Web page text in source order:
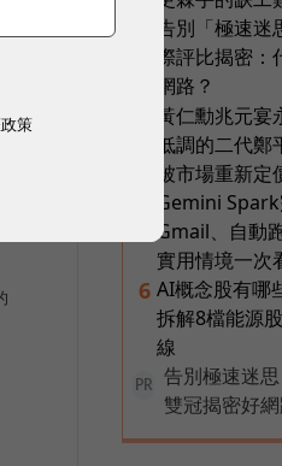
告別「極速
際評比揭密
網路？
黃仁勳兆元
低調的二代
被市場重新定
Gemini
Gmail、自動
實用情境一次
6 AI概念股有哪
拆解8檔能源
線
PR
告別極速迷
雙冠揭密好
策